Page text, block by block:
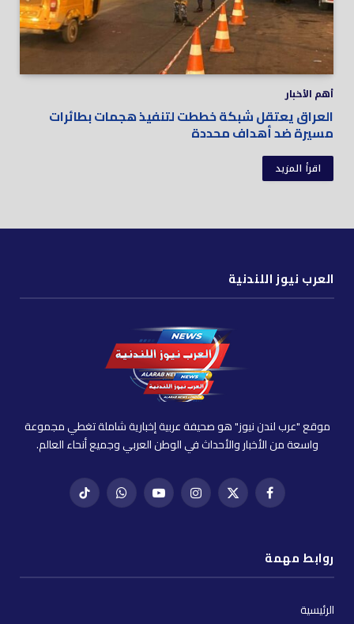
أهم الأخبار
العراق يعتقل شبكة خططت لتنفيذ هجمات بطائرات
مسيرة ضد أهداف محددة
اقرأ المزيد
العرب نيوز اللندنية
موقع "عرب لندن نيوز" هو صحيفة عربية إخبارية شاملة تغطي مجموعة
واسعة من الأخبار والأحداث في الوطن العربي وجميع أنحاء العالم.
فيسبوكX
إنستغراميوتيوب واتساب تيك
روابط مهمة
الرئيسية